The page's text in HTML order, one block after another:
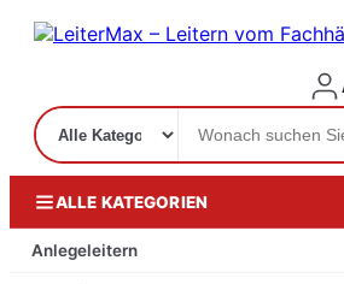
ALLE KATEGORIEN
Anlegeleitern